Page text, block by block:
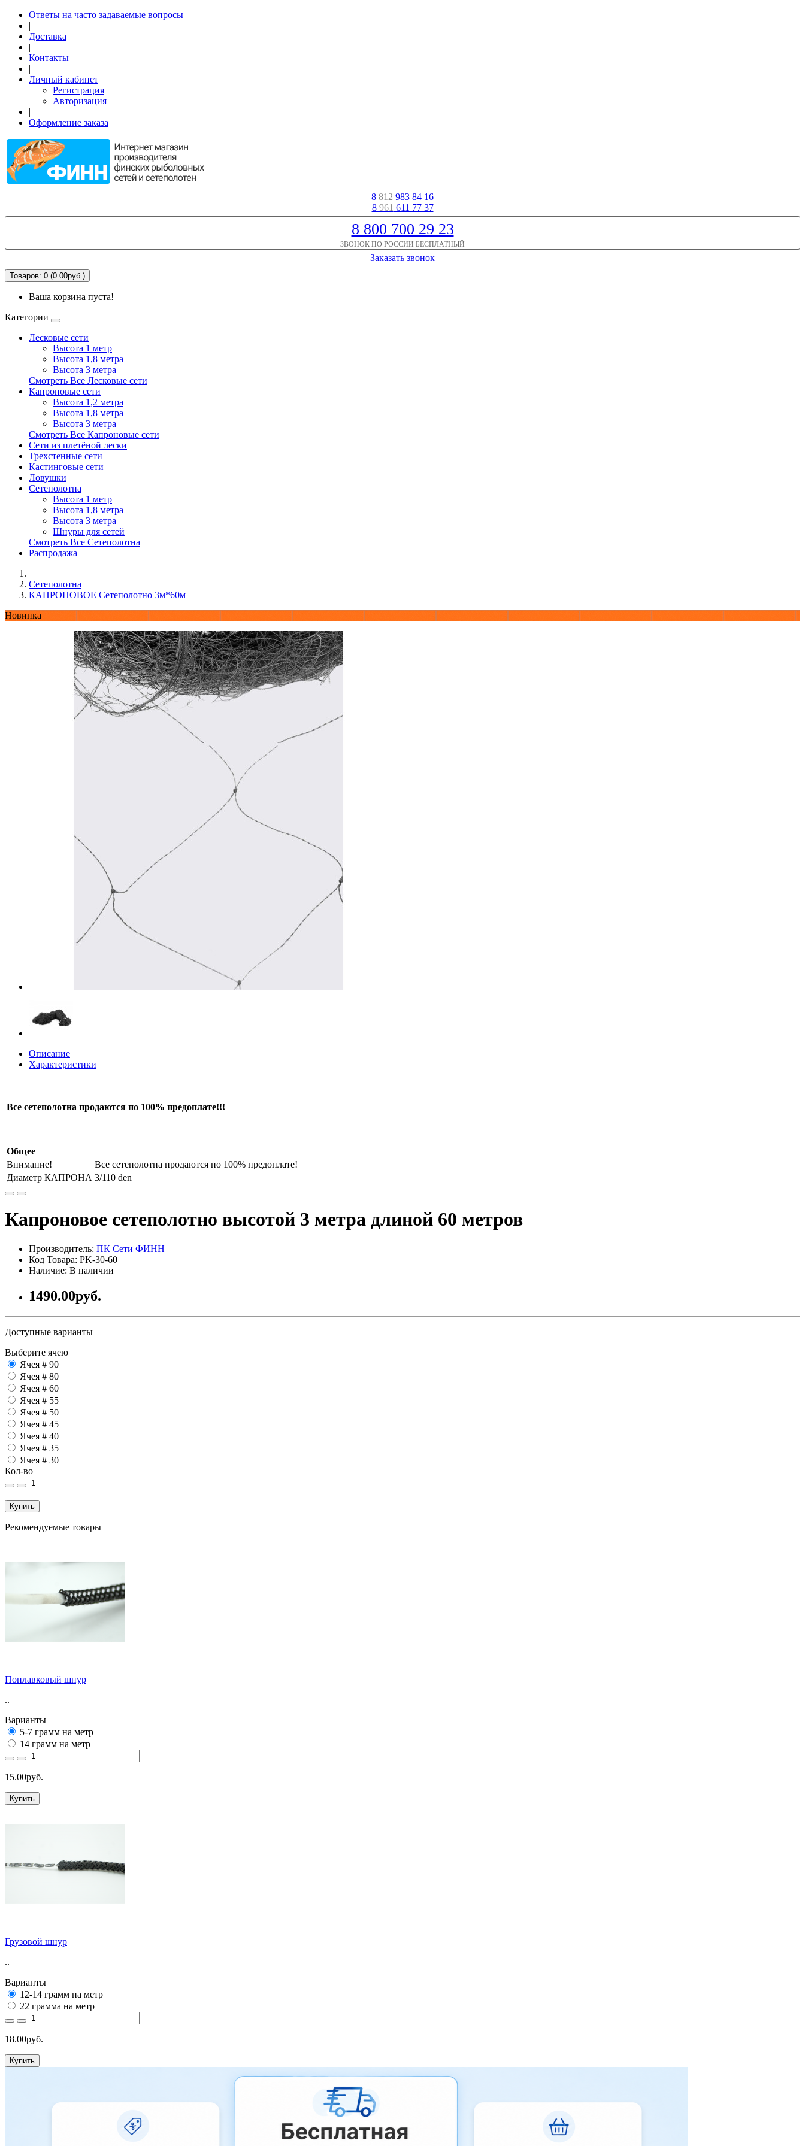
Ответы на часто задаваемые вопросы
|
Доставка
|
Контакты
|
Личный кабинет
Регистрация
Авторизация
|
Оформление заказа
8 812 983 84 16
8 961 611 77 37
8 800 700 29 23
ЗВОНОК ПО РОССИИ БЕСПЛАТНЫЙ
Заказать звонок
Товаров: 0 (0.00руб.)
Ваша корзина пуста!
Категории
Лесковые сети
Высота 1 метр
Высота 1,8 метра
Высота 3 метра
Смотреть Все Лесковые сети
Капроновые сети
Высота 1,2 метра
Высота 1,8 метра
Высота 3 метра
Смотреть Все Капроновые сети
Сети из плетёной лески
Трехстенные сети
Кастинговые сети
Ловушки
Сетеполотна
Высота 1 метр
Высота 1,8 метра
Высота 3 метра
Шнуры для сетей
Смотреть Все Сетеполотна
Распродажа
Сетеполотна
КАПРОНОВОЕ Сетеполотно 3м*60м
Новинка
Описание
Характеристики
Все сетеполотна продаются по 100% предоплате!!!
Общее
Внимание!
Все сетеполотна продаются по 100% предоплате!
Диаметр КАПРОНА 3/110 den
Капроновое сетеполотно высотой 3 метра длиной 60 метров
Производитель: ПК Сети ФИНН
Код Товара: PK-30-60
Наличие: В наличии
1490.00руб.
Доступные варианты
Выберите ячею
Ячея # 90
Ячея # 80
Ячея # 60
Ячея # 55
Ячея # 50
Ячея # 45
Ячея # 40
Ячея # 35
Ячея # 30
Кол-во
Купить
Рекомендуемые товары
Поплавковый шнур
..
Варианты
5-7 грамм на метр
14 грамм на метр
15.00руб.
Купить
Грузовой шнур
..
Варианты
12-14 грамм на метр
22 грамма на метр
18.00руб.
Купить